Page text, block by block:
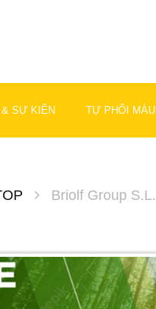
SỰ KIỆN TỰ PHỐI MÀU
Briolf Group S.L.